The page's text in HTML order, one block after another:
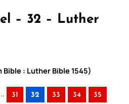
– 32 – Luther
: Luther Bible 1545)
.. 31 32 33 34 35